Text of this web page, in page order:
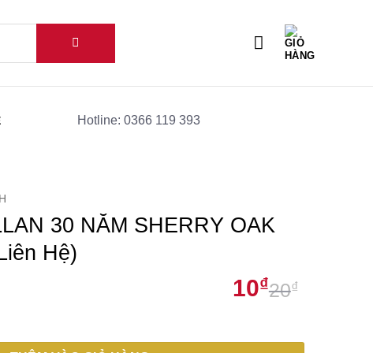
Hotline: 0366 119 393
30 NĂM SHERRY OAK
Hệ)
20₫
là:
10₫
tại
OAK BLUE LABEL (Liên Hệ) số lượng